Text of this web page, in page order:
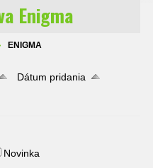
Enigma
ENIGMA
Dátum pridania
Novinka